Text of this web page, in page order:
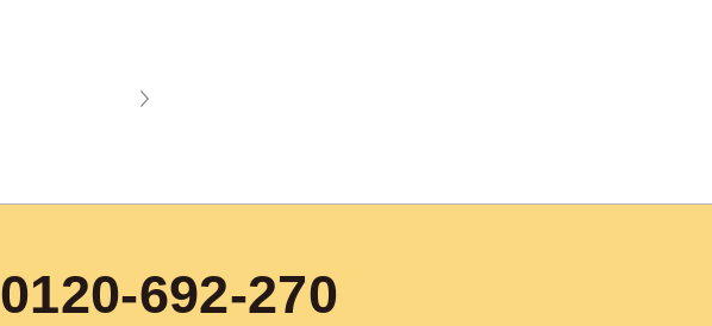
0120-692-270